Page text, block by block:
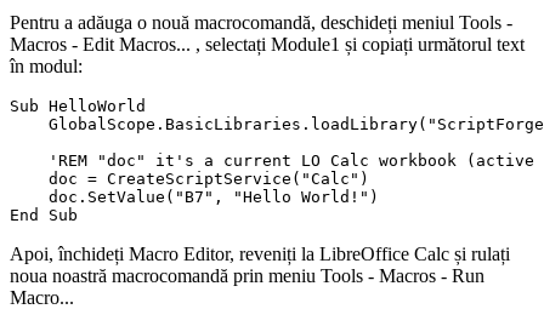
Pentru a adăuga o nouă macrocomandă, deschideți meniul Tools -
Macros - Edit Macros... , selectați Module1 și copiați următorul text
în modul:
Sub HelloWorld
'REM "doc" it's a current LO Calc workbook (active
    doc = CreateScriptService("Calc")
    doc.SetValue("B7", "Hello World!")
Apoi, închideți Macro Editor, reveniți la LibreOffice Calc și rulați
noua noastră macrocomandă prin meniu Tools - Macros - Run
Macro...